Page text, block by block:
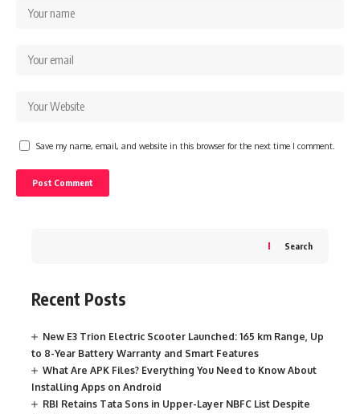
Save my name, email, and website in this browser for the next time I comment.
Search
Recent Posts
New E3 Trion Electric Scooter Launched: 165 km Range, Up
to 8-Year Battery Warranty and Smart Features
What Are APK Files? Everything You Need to Know About
Installing Apps on Android
RBI Retains Tata Sons in Upper-Layer NBFC List Despite